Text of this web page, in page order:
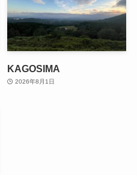
KAGOSIMA
2026年8月1日